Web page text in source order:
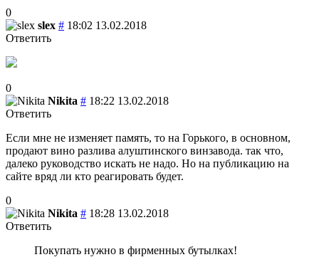
0
slex # 18:02 13.02.2018
Ответить
0
Nikita # 18:22 13.02.2018
Ответить
Если мне не изменяет память, то на Горького, в основном,
продают вино разлива алуштинского винзавода. так что,
далеко руководство искать не надо. Но на публикацию на
сайте вряд ли кто реагировать будет.
0
Nikita # 18:28 13.02.2018
Ответить
Покупать нужно в фирменных бутылках!